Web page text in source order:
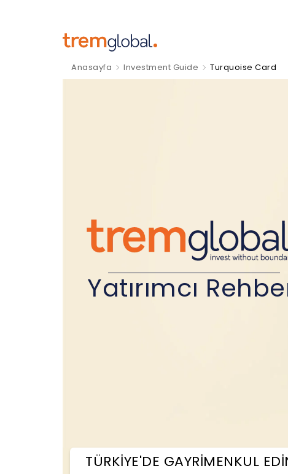
Anasayfa Investment Guide Turquoise Card
Yatırımcı
TÜRKİYE'DE GAYRİMENKUL